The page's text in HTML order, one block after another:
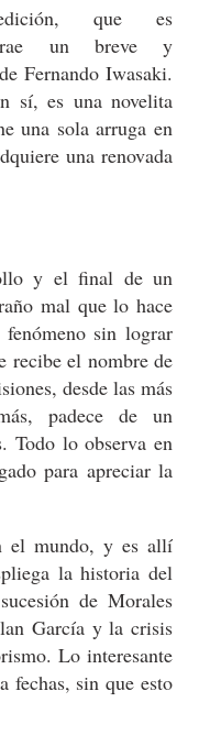
que es
trae un breve y
Fernando Iwasaki.
sí, es una novelita
una sola arruga en
una renovada
y el final de un
mal que lo hace
sin lograr
recibe el nombre de
desde las más
padece de un
Todo lo observa en
para apreciar la
el mundo, y es allí
la historia del
de Morales
García y la crisis
Lo interesante
fechas, sin que esto